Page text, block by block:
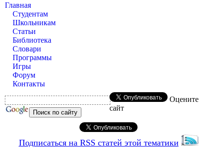
Главная
Студентам
Школьникам
Статьи
Библиотека
Словари
Программы
Игры
Форум
Контакты
Оцените
сайт
Подписаться на RSS статей этой тематики